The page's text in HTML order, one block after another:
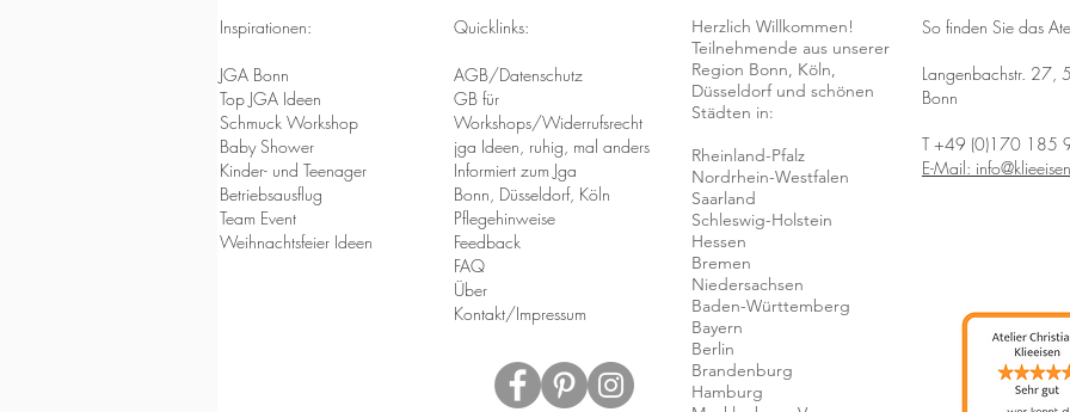
Inspirationen:
JGA Bonn
Top JGA Ideen
Schmuck Workshop
Baby Shower
Kinder- und Teenager
Betriebsausflug
Team Event
Weihnachtsfeier Ideen
Quicklinks:
AGB/Datenschutz
GB für
Workshops/Widerrufsrecht
jga Ideen, ruhig, mal anders
Informiert zum Jga
Bonn, Düsseldorf, Köln
Pflegehinweise
Feedback
FAQ
Über
Kontakt/Impressum
Herzlich Willkommen!
Teilnehmende aus unserer
Region Bonn, Köln,
Düsseldorfund schönen
Städten in:
Rheinland-Pfalz
Nordrhein-Westfalen
Saarland
Schleswig-Holstein
Hessen
Bremen
Niedersachsen
Baden-Württemberg
Bayern
Berlin
Brandenburg
Hamburg
So finden Sie das
Langenbachstr. 27,
Bonn
T+49 (0)170 185
E-Mail: